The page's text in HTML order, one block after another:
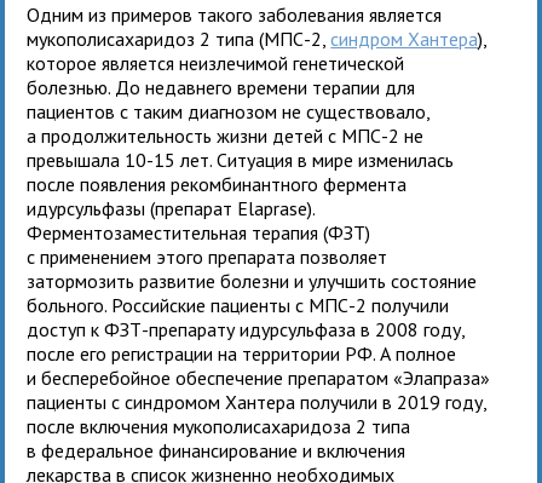
Одним из примеров такого заболевания является
мукополисахаридоз 2 типа (МПС-2,синдром Хантера),
которое является неизлечимой генетической
болезнью. До недавнего времени терапии для
пациентов с таким диагнозом не существовало,
а продолжительность жизни детей с МПС-2 не
превышала 10-15 лет. Ситуация в мире изменилась
после появления рекомбинантного фермента
идурсульфазы (препарат Elaprase).
Ферментозаместительная терапия (ФЗТ)
с применением этого препарата позволяет
затормозить развитие болезни и улучшить состояние
больного. Российские пациенты с МПС-2 получили
доступ к ФЗТ-препарату идурсульфаза в 2008 году,
после его регистрации на территории РФ. А полное
и бесперебойное обеспечение препаратом «Элапраза»
пациенты с синдромом Хантера получили в 2019 году,
после включения мукополисахаридоза 2 типа
в федеральное финансирование и включения
лекарства в список жизненно необходимых